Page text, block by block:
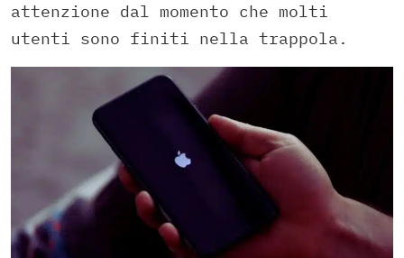
attenzione dal momento che molti
utenti sono finiti nella trappola.